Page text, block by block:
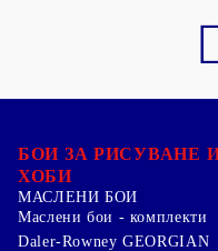
БОИ ЗА РИСУВАНЕ
ХОБИ
МАСЛЕНИ БОИ
Маслени бои - комплекти
Daler-Rowney GEORGIAN